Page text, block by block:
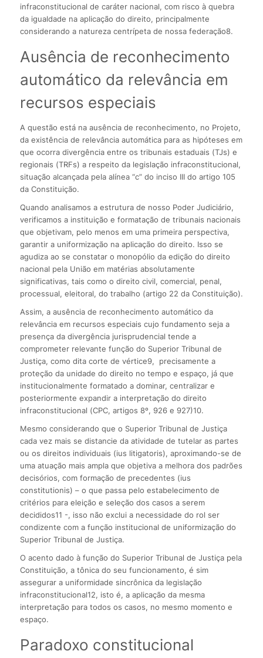
infraconstitucional de caráter nacional, com risco à quebra
da igualdade na aplicação do direito, principalmente
considerando a natureza centrípeta de nossa federação8.
Ausência de reconhecimento
automático da relevância em
recursos especiais
A questão está na ausência de reconhecimento, no Projeto,
da existência de relevância automática para as hipóteses em
que ocorra divergência entre os tribunais estaduais (TJs) e
regionais (TRFs) a respeito da legislação infraconstitucional,
situação alcançada pela alínea “c” do inciso III do artigo 105
da Constituição.
Quando analisamos a estrutura de nosso Poder Judiciário,
verificamos a instituição e formatação de tribunais nacionais
que objetivam, pelo menos em uma primeira perspectiva,
garantir a uniformização na aplicação do direito. Isso se
agudiza ao se constatar o monopólio da edição do direito
nacional pela União em matérias absolutamente
significativas, tais como o direito civil, comercial, penal,
processual, eleitoral, do trabalho (artigo 22 da Constituição).
Assim, a ausência de reconhecimento automático da
relevância em recursos especiais cujo fundamento seja a
presença da divergência jurisprudencial tende a
comprometer relevante função do Superior Tribunal de
Justiça, como dita corte de vértice9, precisamente a
proteção da unidade do direito no tempo e espaço, já que
institucionalmente formatado a dominar, centralizar e
posteriormente expandir a interpretação do direito
infraconstitucional (CPC, artigos 8º, 926 e 927)10.
Mesmo considerando que o Superior Tribunal de Justiça
cada vez mais se distancie da atividade de tutelar as partes
ou os direitos individuais (ius litigatoris), aproximando-se de
uma atuação mais ampla que objetiva a melhora dos padrões
decisórios, com formação de precedentes (ius
constitutionis) – o que passa pelo estabelecimento de
critérios para eleição e seleção dos casos a serem
decididos11 -, isso não exclui a necessidade do rol ser
condizente com a função institucional de uniformização do
Superior Tribunal de Justiça.
O acento dado à função do Superior Tribunal de Justiça pela
Constituição, a tônica do seu funcionamento, é sim
assegurar a uniformidade sincrônica da legislação
infraconstitucional12, isto é, a aplicação da mesma
interpretação para todos os casos, no mesmo momento e
espaço.
Paradoxo constitucional